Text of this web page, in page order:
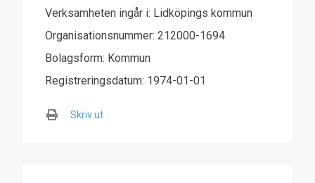
Verksamheten ingår i: Lidköpings kommun
Organisationsnummer: 212000-1694
Bolagsform: Kommun
Registreringsdatum: 1974-01-01
Skriv ut